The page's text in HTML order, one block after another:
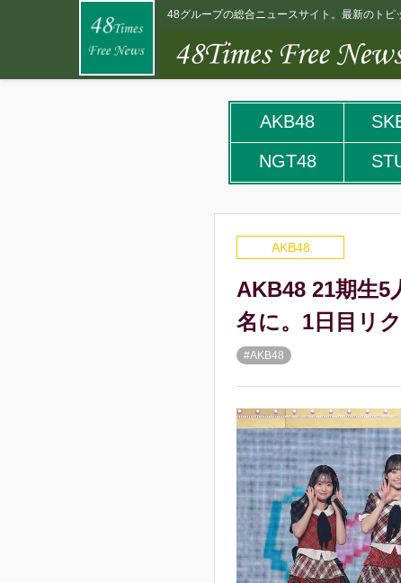
48グループの総合ニュースサイト。最新のト
AKB48
NGT48
AKB48
AKB48 21期生5
名に。1日目リ
#AKB48